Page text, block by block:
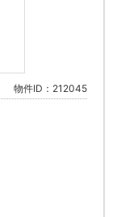
物件ID：212045